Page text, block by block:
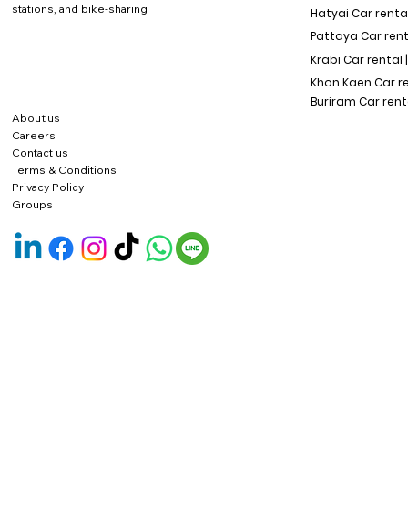
stations, and bike-sharing
About us
Careers
Contact us
Terms & Conditions
Privacy Policy
Hatyai Car
Pattaya Car
Krabi Car rental |
Khon Kaen Car
Buriram Car
Groups